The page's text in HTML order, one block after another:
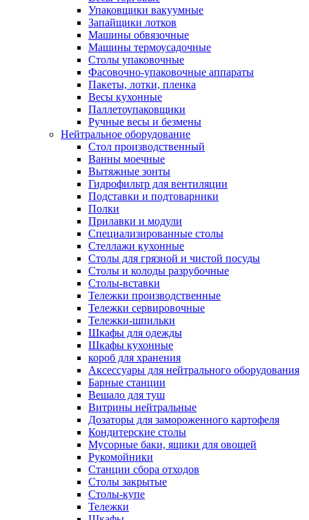
Упаковщики вакуумные
Запайщики лотков
Машины обвязочные
Машины термоусадочные
Столы упаковочные
Фасовочно-упаковочные аппараты
Пакеты, лотки, пленка
Весы кухонные
Паллетоупаковщики
Ручные весы и безмены
Нейтральное оборудование
Cтол производственный
Ванны моечные
Вытяжные зонты
Гидрофильтр для вентиляции
Подставки и подтоварники
Полки
Прилавки и модули
Специализированные столы
Стеллажи кухонные
Столы для грязной и чистой посуды
Столы и колоды разрубочные
Столы-вставки
Тележки производственные
Тележки сервировочные
Тележки-шпильки
Шкафы для одежды
Шкафы кухонные
короб для хранения
Аксессуары для нейтрального оборудования
Барные станции
Вешало для туш
Витрины нейтральные
Дозаторы для замороженного картофеля
Кондитерские столы
Мусорные баки, ящики для овощей
Рукомойники
Станции сбора отходов
Столы закрытые
Столы-купе
Тележки